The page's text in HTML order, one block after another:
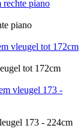
piano
tot 172cm
173 - 224cm